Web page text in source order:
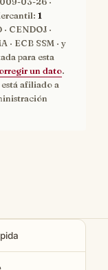
1
CENDOJ ·
· ECB SSM · y
para esta
un dato.
afiliado a